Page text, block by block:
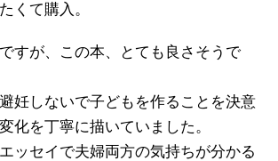
くて購入。
すが、この本、とても良さそうで
妊しないで子どもを作ることを決意
化を丁寧に描いていました。
ッセイで夫婦両方の気持ちが分かる